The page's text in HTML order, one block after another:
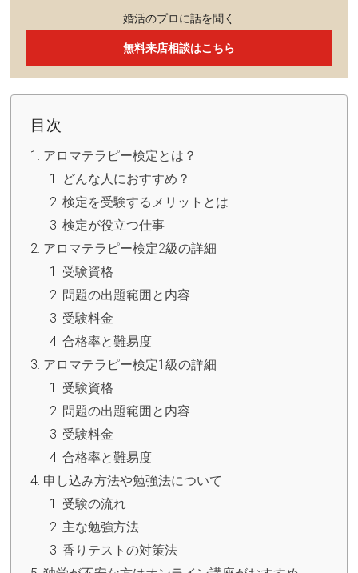
婚活のプロに話を聞く
無料来店相談はこちら
目次
アロマテラピー検定とは？
どんな人におすすめ？
検定を受験するメリットとは
検定が役立つ仕事
アロマテラピー検定2級の詳細
受験資格
問題の出題範囲と内容
受験料金
合格率と難易度
アロマテラピー検定1級の詳細
受験資格
問題の出題範囲と内容
受験料金
合格率と難易度
申し込み方法や勉強法について
受験の流れ
主な勉強方法
香りテストの対策法